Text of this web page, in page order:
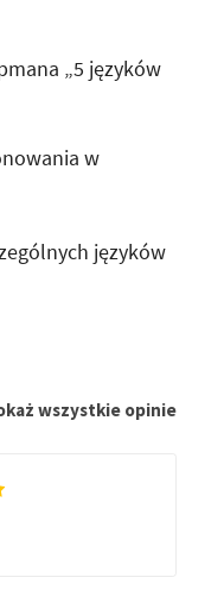
„5 języków
w
języków
wszystkie opinie